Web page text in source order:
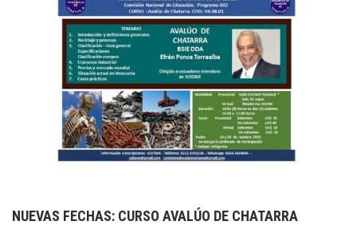
NUEVAS FECHAS: CURSO AVALÚO DE CHATARRA